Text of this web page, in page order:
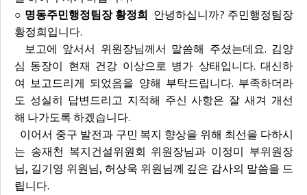
○ 명동주민행정팀장 황정희 안녕하십니까? 주민행정팀장
황정희입니다.
보고에 앞서서 위원장님께서 말씀해 주셨는데요. 김양
심 동장이 현재 건강 이상으로 병가 상태입니다. 대신하
여 보고드리게 되었음을 양해 부탁드립니다. 부족하더라
도 성실히 답변드리고 지적해 주신 사항은 잘 새겨 개선
해 나가도록 하겠습니다.
이어서 중구 발전과 구민 복지 향상을 위해 최선을 다하시
는 송재천 복지건설위원회 위원장님과 이정미 부위원장
님, 길기영 위원님, 허상욱 위원님께 깊은 감사의 말씀을 드
립니다.